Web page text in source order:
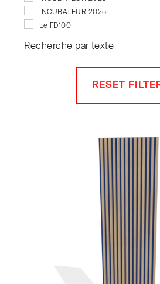
Tables
Tabourets
INCUBATEUR 2025
Le FD100
Recherche par texte
RESET